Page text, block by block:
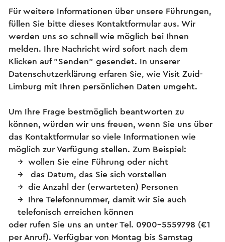
Für weitere Informationen über unsere Führungen,
füllen Sie bitte dieses Kontaktformular aus. Wir
werden uns so schnell wie möglich bei Ihnen
melden. Ihre Nachricht wird sofort nach dem
Klicken auf "Senden" gesendet. In unserer
Datenschutzerklärung erfaren Sie, wie Visit Zuid-
Limburg mit Ihren persönlichen Daten umgeht.
Um Ihre Frage bestmöglich beantworten zu
können, würden wir uns freuen, wenn Sie uns über
das Kontaktformular so viele Informationen wie
möglich zur Verfügung stellen. Zum Beispiel:
wollen Sie eine Führung oder nicht
das Datum, das Sie sich vorstellen
die Anzahl der (erwarteten) Personen
Ihre Telefonnummer, damit wir Sie auch
telefonisch erreichen können
oder rufen Sie uns an unter Tel. 0900-5559798 (€1
per Anruf). Verfügbar von Montag bis Samstag